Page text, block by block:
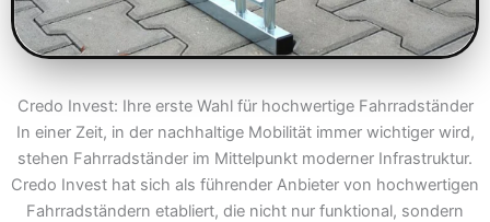
Credo Invest: Ihre erste Wahl für hochwertige Fahrradständer
In einer Zeit, in der nachhaltige Mobilität immer wichtiger wird,
stehen Fahrradständer im Mittelpunkt moderner Infrastruktur.
Credo Invest hat sich als führender Anbieter von hochwertigen
Fahrradständern etabliert, die nicht nur funktional, sondern